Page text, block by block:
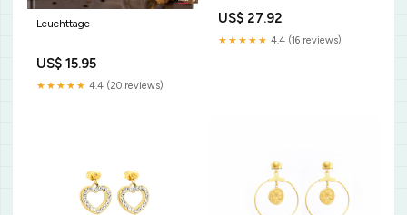
Leuchttage
US$ 15.95
★★★★★ 4.4 (20 reviews)
US$ 27.92
★★★★★ 4.4 (16 reviews)